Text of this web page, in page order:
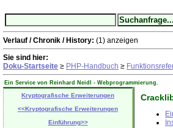
Verlauf / Chronik / History: (1) anzeigen
Sie sind hier:
Doku-Startseite ≥ PHP-Handbuch ≥
Ein Service von Reinhard Neidl - Webprogrammierung.
Kryptografische Erweiterungen
<<Kryptografische Erweiterungen
Einführung>>